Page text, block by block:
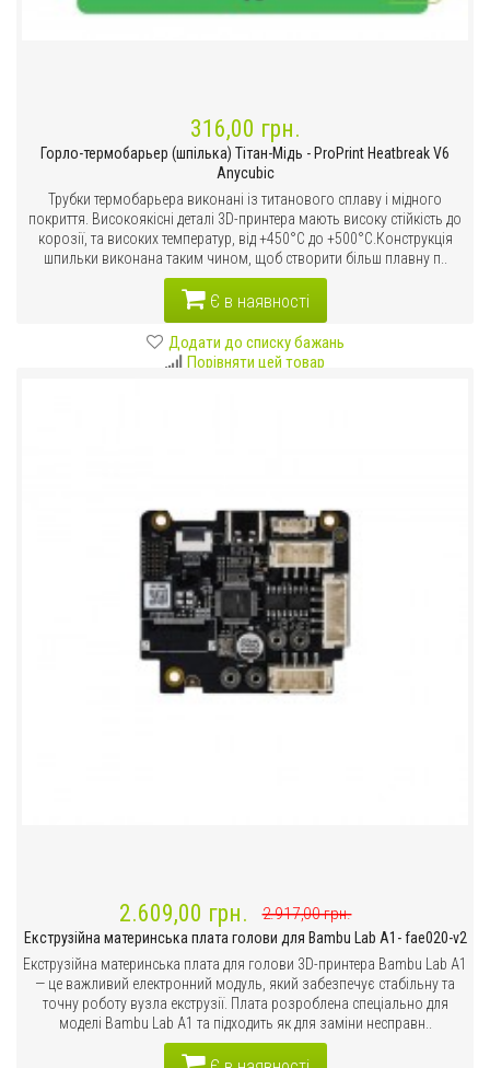
316,00 грн.
Горло-термобарьер (шпілька) Тітан-Мідь - ProPrint Heatbreak V6
Anycubic
Трубки термобарьера виконані із титанового сплаву і мідного
покриття. Високоякісні деталі 3D-принтера мають високу стійкість до
корозії, та високих температур, від +450°C до +500°C.Конструкція
шпильки виконана таким чином, щоб створити більш плавну п..
Є в наявності
Додати до списку бажань
Порівняти цей товар
2.609,00 грн. 2.917,00 грн.
Екструзійна материнська плата голови для Bambu Lab A1- fae020-v2
Екструзійна материнська плата для голови 3D-принтера Bambu Lab A1
— це важливий електронний модуль, який забезпечує стабільну та
точну роботу вузла екструзії. Плата розроблена спеціально для
моделі Bambu Lab A1 та підходить як для заміни несправн..